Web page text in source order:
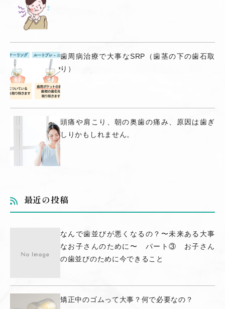
歯周病治療で大事なSRP（歯茎の下の歯石取
り）
頭痛や肩こり、朝の奥歯の痛み、原因は歯ぎ
しりかもしれません。
最近の投稿
なんで歯並びが悪くなるの？〜未来ある大事
なお子さんのために〜 パート③ お子さん
の歯並びのために今できること
矯正中のゴムって大事？何で必要なの？